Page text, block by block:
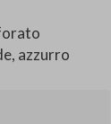
azzurro